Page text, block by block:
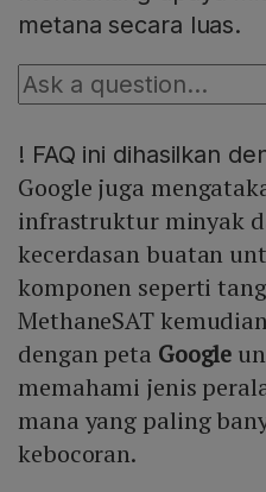
metana secara luas.
! FAQ ini dihasilkan
Google juga
infrastruktur minyak
kecerdasan buatan
komponen seperti
MethaneSAT
dengan peta Google
memahami jenis
mana yang paling
kebocoran.